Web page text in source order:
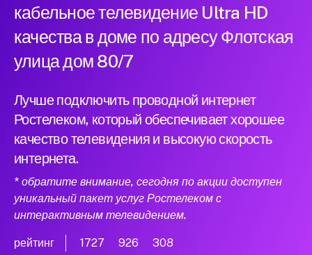
кабельное телевидение Ultra HD
качества в доме по адресу Флотская
улица дом 80/7
Лучше подключить проводной интернет
Ростелеком, который обеспечивает хорошее
качество телевидения и высокую скорость
интернета.
* обратите внимание, сегодня по акции доступен
уникальный пакет услуг Ростелеком с
интерактивным телевидением.
рейтинг 1727 926 308